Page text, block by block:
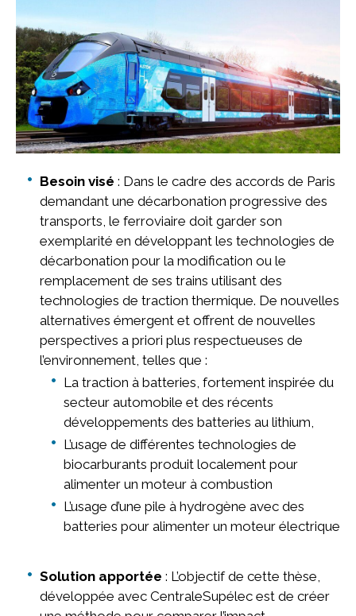
Besoin visé : Dans le cadre des accords de Paris
demandant une décarbonation progressive des
transports, le ferroviaire doit garder son
exemplarité en développant les technologies de
décarbonation pour la modification ou le
remplacement de ses trains utilisant des
technologies de traction thermique. De nouvelles
alternatives émergent et offrent de nouvelles
perspectives a priori plus respectueuses de
l’environnement, telles que :
La traction à batteries, fortement inspirée du
secteur automobile et des récents
développements des batteries au lithium,
L’usage de différentes technologies de
biocarburants produit localement pour
alimenter un moteur à combustion
L’usage d’une pile à hydrogène avec des
batteries pour alimenter un moteur électrique
Solution apportée : L’objectif de cette thèse,
développée avec CentraleSupélec est de créer